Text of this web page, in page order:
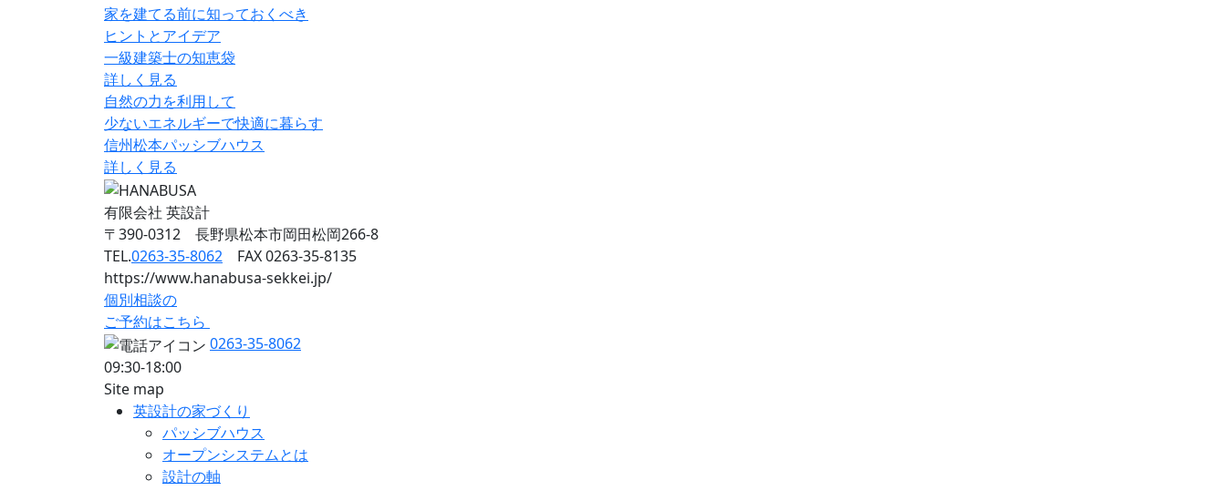
家を建てる前に知っておくべき
ヒントとアイデア
一級建築士の知恵袋
詳しく見る
自然の力を利用して
少ないエネルギーで快適に暮らす
信州松本パッシブハウス
詳しく見る
有限会社 英設計
〒390-0312 長野県松本市岡田松岡266-8
TEL.0263-35-8062 FAX 0263-35-8135
https://www.hanabusa-sekkei.jp/
個別相談の
ご予約はこちら
0263-35-8062
09:30-18:00
Site map
英設計の家づくり
パッシブハウス
オープンシステムとは
設計の軸